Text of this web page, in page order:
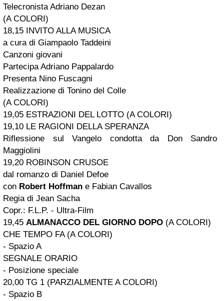
Telecronista Adriano Dezan
(A COLORI)
18,15 INVITO ALLA MUSICA
a cura di Giampaolo Taddeini
Canzoni giovani
Partecipa Adriano Pappalardo
Presenta Nino Fuscagni
Realizzazione di Tonino del Colle
(A COLORI)
19,05 ESTRAZIONI DEL LOTTO (A COLORI)
19,10 LE RAGIONI DELLA SPERANZA
Riflessione sul Vangelo condotta da Don Sandro
Maggiolini
19,20 ROBINSON CRUSOE
dal romanzo di Daniel Defoe
con Robert Hoffman e Fabian Cavallos
Regia di Jean Sacha
Copr.: F.L.P. - Ultra-Film
19,45 ALMANACCO DEL GIORNO DOPO (A COLORI)
CHE TEMPO FA (A COLORI)
- Spazio A
SEGNALE ORARIO
- Posizione speciale
20,00 TG 1 (PARZIALMENTE A COLORI)
- Spazio B